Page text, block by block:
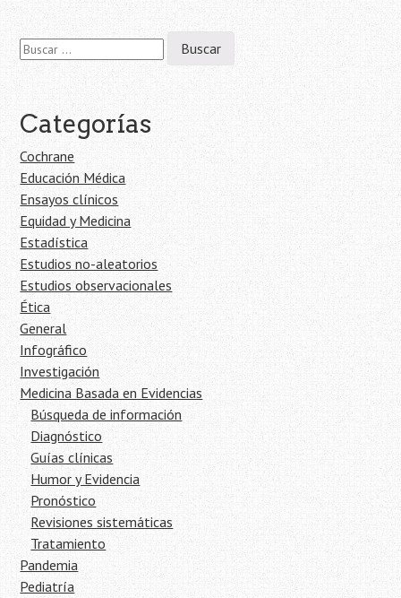
Buscar:
Categorías
Cochrane
Educación Médica
Ensayos clínicos
Equidad y Medicina
Estadística
Estudios no-aleatorios
Estudios observacionales
Ética
General
Infográfico
Investigación
Medicina Basada en Evidencias
Búsqueda de información
Diagnóstico
Guías clínicas
Humor y Evidencia
Pronóstico
Revisiones sistemáticas
Tratamiento
Pandemia
Pediatría